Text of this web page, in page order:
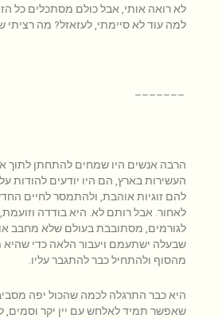
לא רואה אותי, אבל כולם מסתכלים כל
למה עוד לא סיימתי, לעזאזל? מה רציתי
–––––––
הרבה אנשים היו שמחים להתחתן
העשירות בארץ, הם היו יודעים להודות
להם זוגיות אוהבת, ולהתמסר לחיים
לאחור. אבל רותם לא היא בודדה
לגורמים, מסתובבת בעולם שלא מחבב
שבעלה ישתעמם ויעבור הלאה כדי שהיא
מהסוף ולהתחיל כבר להתגבר עליו
היא כבר התרגלה לכמה שהכול יפה
שאפשר תמיד לאלחש עם יין יקר וסמים,